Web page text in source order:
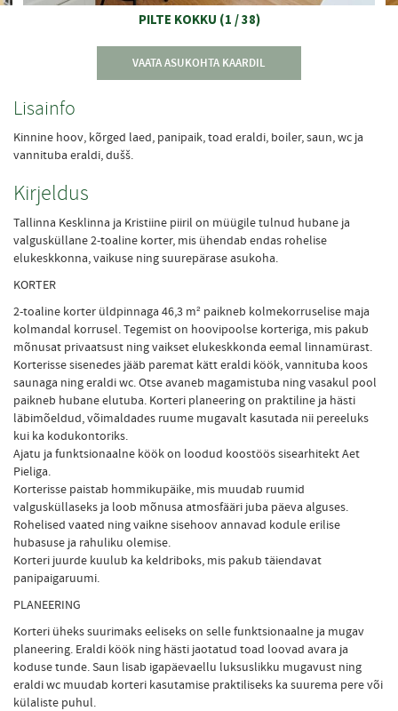
PILTE KOKKU (1 /38)
VAATA ASUKOHTA KAARDIL
Lisainfo
Kinnine hoov, kõrged laed, panipaik, toad eraldi, boiler, saun, wc ja
vannituba eraldi, dušš.
Kirjeldus
Tallinna Kesklinna ja Kristiine piiril on müügile tulnud hubane ja
valgusküllane 2-toaline korter, mis ühendab endas rohelise
elukeskkonna, vaikuse ning suurepärase asukoha.
KORTER
2-toaline korter üldpinnaga 46,3 m² paikneb kolmekorruselise maja
kolmandal korrusel. Tegemist on hoovipoolse korteriga, mis pakub
mõnusat privaatsust ning vaikset elukeskkonda eemal linnamürast.
Korterisse sisenedes jääb paremat kätt eraldi köök, vannituba koos
saunaga ning eraldi wc. Otse avaneb magamistuba ning vasakul pool
paikneb hubane elutuba. Korteri planeering on praktiline ja hästi
läbimõeldud, võimaldades ruume mugavalt kasutada nii pereeluks
kui ka kodukontoriks.
Ajatu ja funktsionaalne köök on loodud koostöös sisearhitekt Aet
Pieliga.
Korterisse paistab hommikupäike, mis muudab ruumid
valgusküllaseks ja loob mõnusa atmosfääri juba päeva alguses.
Rohelised vaated ning vaikne sisehoov annavad kodule erilise
hubasuse ja rahuliku olemise.
Korteri juurde kuulub ka keldriboks, mis pakub täiendavat
panipaigaruumi.
PLANEERING
Korteri üheks suurimaks eeliseks on selle funktsionaalne ja mugav
planeering. Eraldi köök ning hästi jaotatud toad loovad avara ja
koduse tunde. Saun lisab igapäevaellu luksuslikku mugavust ning
eraldi wc muudab korteri kasutamise praktiliseks ka suurema pere või
külaliste puhul.